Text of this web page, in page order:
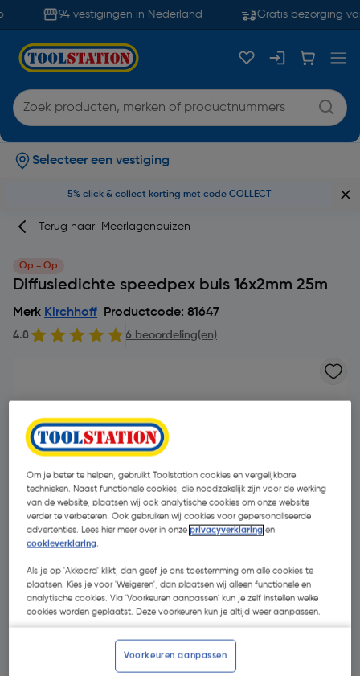
94 vestigingen in Nederland Gratis bezorging
Selecteer een vestiging
5% click & collect korting met code COLLECT
Terug naar Meerlagenbuizen
Op = Op
Diffusiedichte speedpex buis 16x2mm 25m
Merk Kirchhoff Productcode: 81647
4.8 6 beoordeling(en)
- 19 %
€ 28,95
| Excl. btw € 19,37€ 0,94/m
Om je beter te helpen, gebruikt Toolstation cookies en vergelijkbare
technieken. Naast functionele cookies, die noodzakelijk zijn voor de werking
van de website, plaatsen wij ook analytische cookies om onze website
verder te verbeteren. Ook gebruiken wij cookies voor gepersonaliseerde
advertenties. Lees hier meer over in onzeprivacyverklaring en
cookieverklaring.
Als je op 'Akkoord' klikt, dan geef je ons toestemming om alle cookies te
plaatsen. Kies je voor 'Weigeren', dan plaatsen wij alleen functionele en
analytische cookies. Via 'Voorkeuren aanpassen' kun je zelf instellen welke
cookies worden geplaatst. Deze voorkeuren kun je altijd weer aanpassen.
Voorkeuren aanpassen